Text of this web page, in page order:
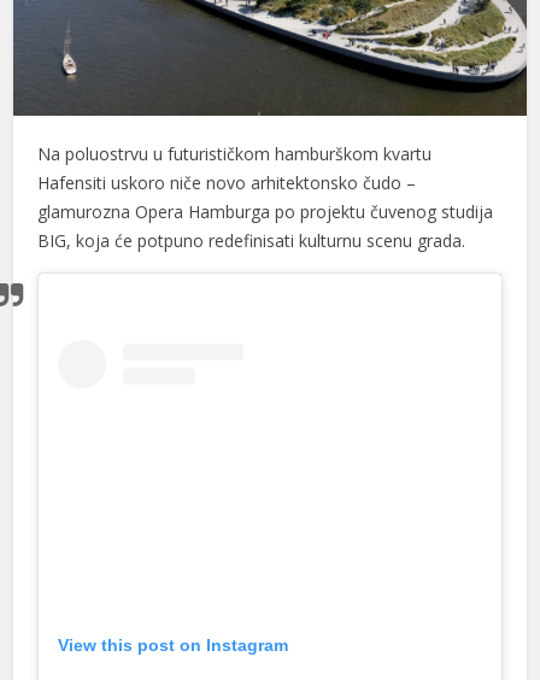
Na poluostrvu u futurističkom hamburškom kvartu
Hafensiti uskoro niče novo arhitektonsko čudo –
glamurozna Opera Hamburga po projektu čuvenog studija
BIG, koja će potpuno redefinisati kulturnu scenu grada.
View this post on Instagram